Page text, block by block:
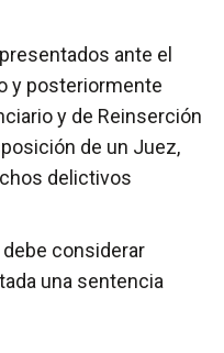
ante el
y posteriormente
y de Reinserción
de un Juez,
delictivos
considerar
una sentencia